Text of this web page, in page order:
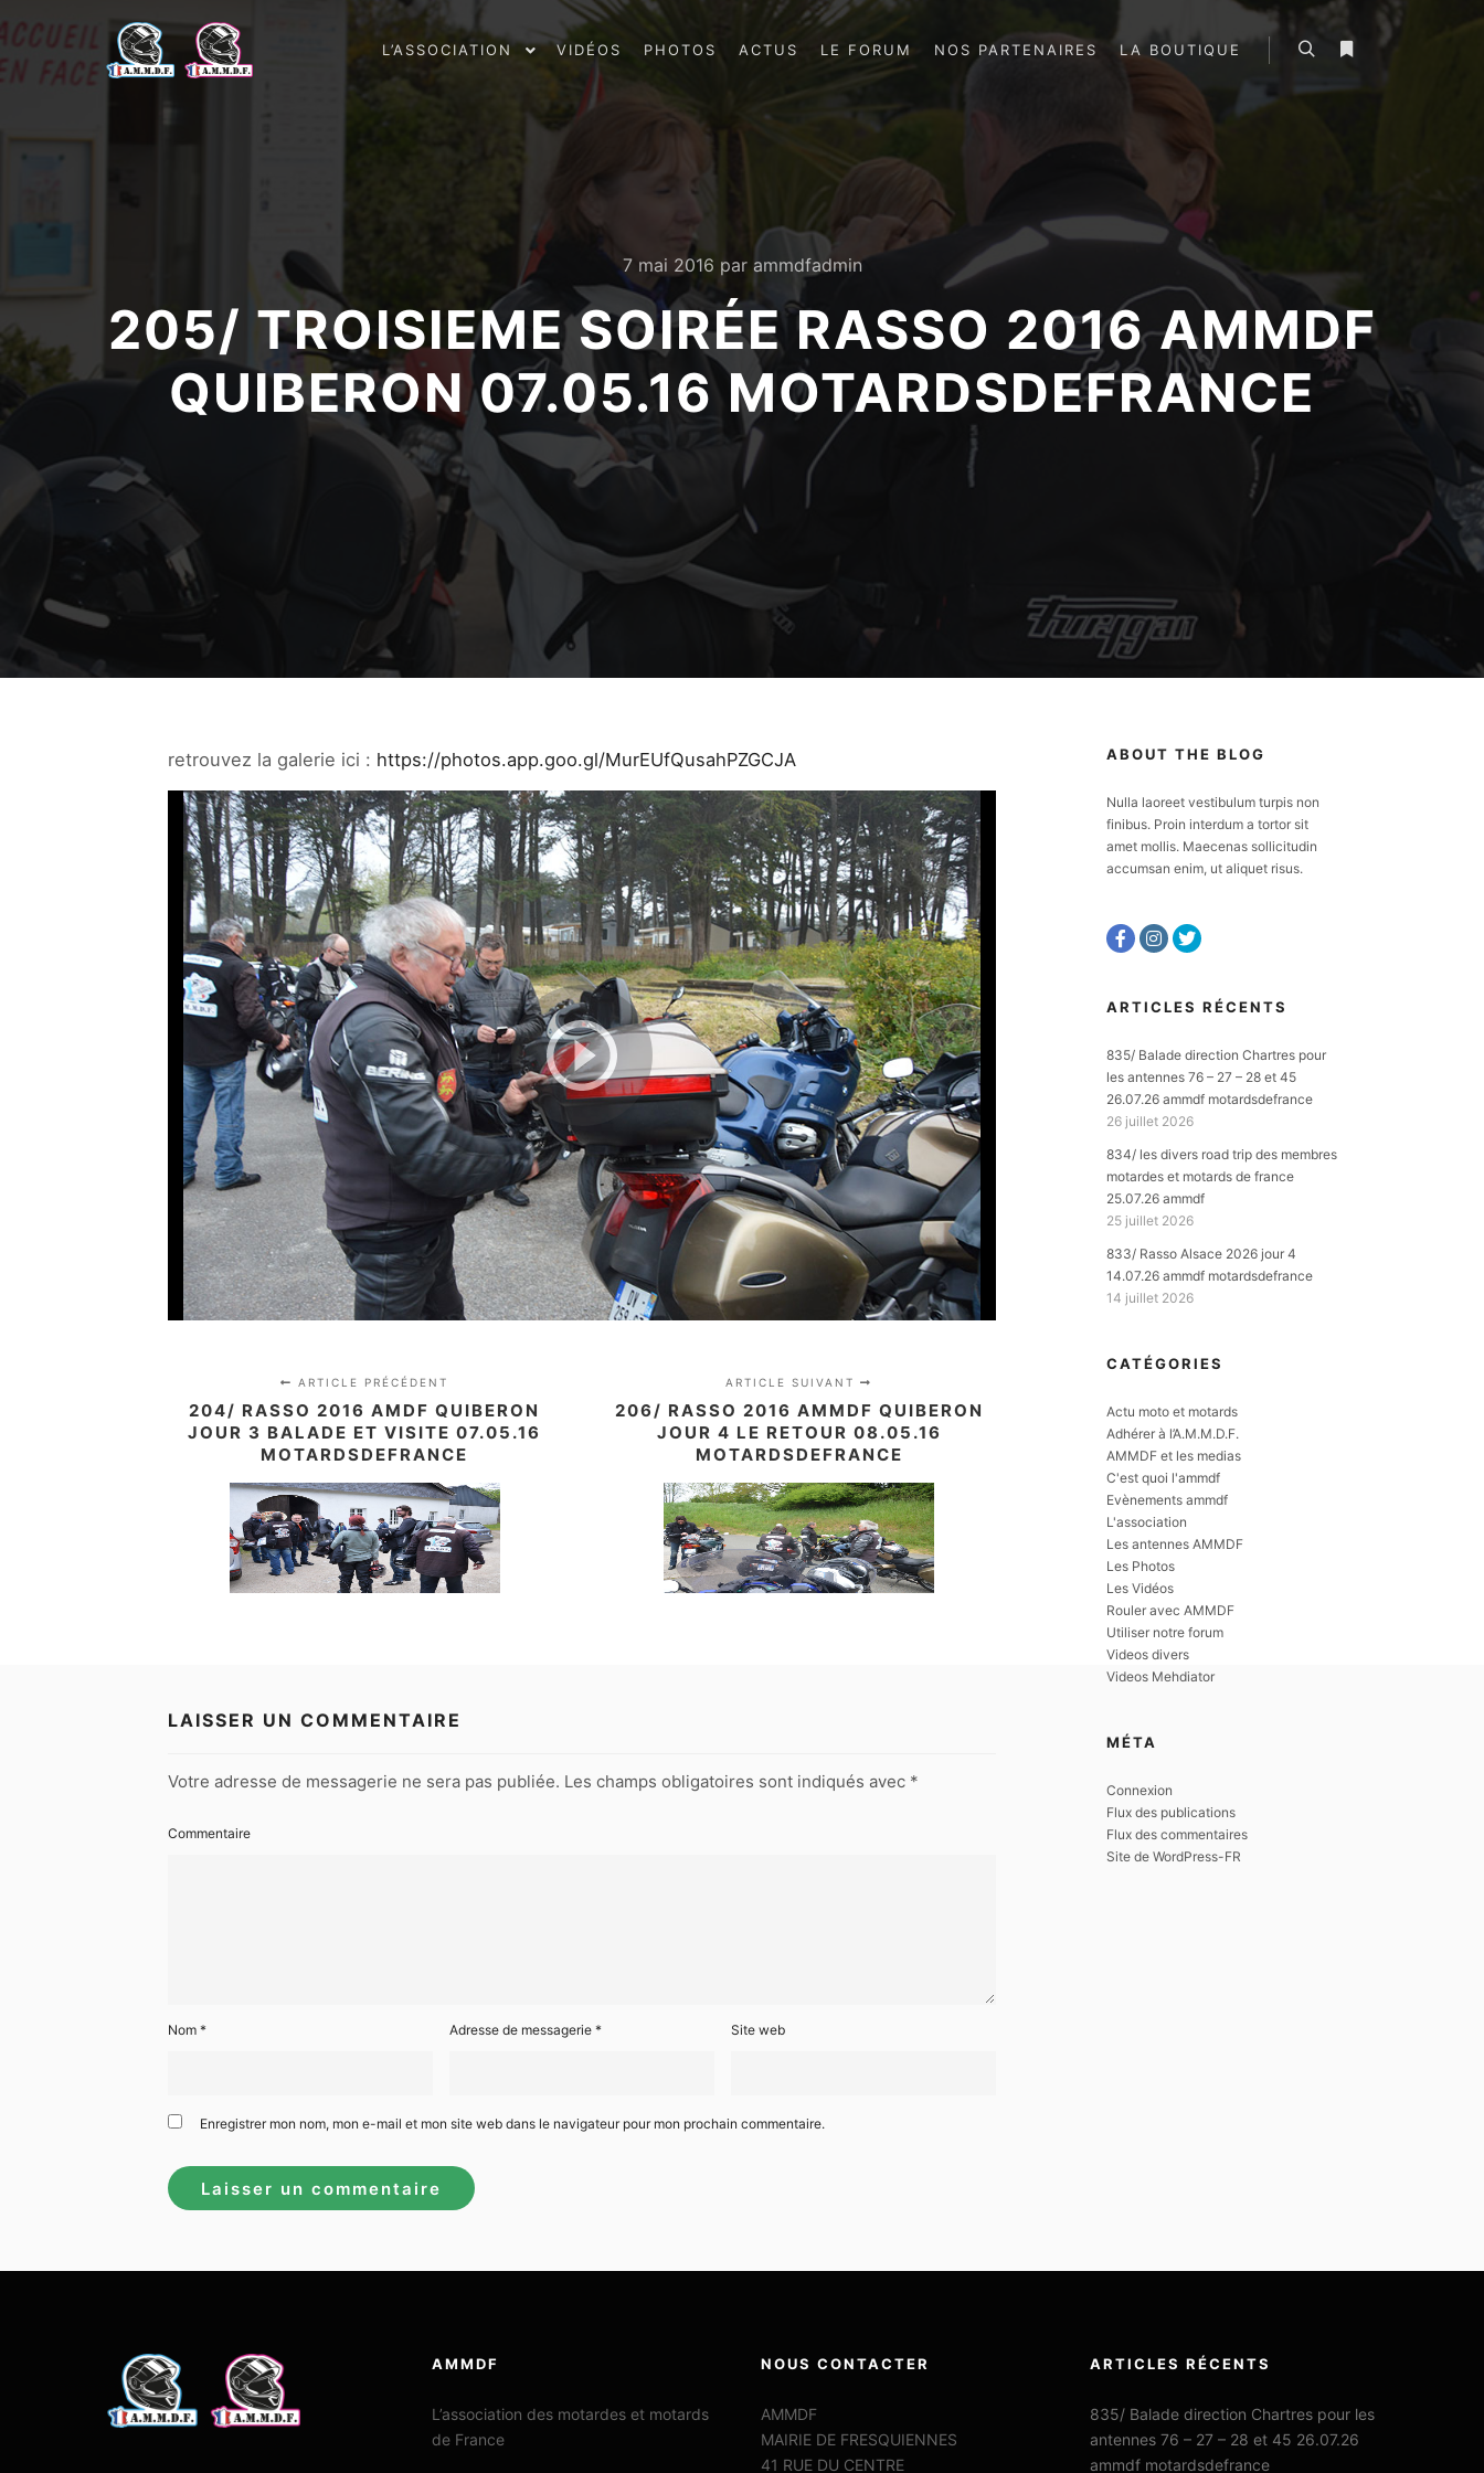
L’ASSOCIATION VIDÉOS PHOTOS ACTUS LE FORUM NOS PARTENAIRES LA BOUTIQUE
7 mai 2016 par ammdfadmin
205/ TROISIEME SOIRÉE RASSO 2016 AMMDF
QUIBERON 07.05.16 MOTARDSDEFRANCE
retrouvez la galerie ici : https://photos.app.goo.gl/MurEUfQusahPZGCJA
ARTICLE PRÉCÉDENT
204/ RASSO 2016 AMDF QUIBERON
JOUR 3 BALADE ET VISITE 07.05.16
MOTARDSDEFRANCE
ARTICLE SUIVANT
206/ RASSO 2016 AMMDF QUIBERON
JOUR 4 LE RETOUR 08.05.16
MOTARDSDEFRANCE
LAISSER UN COMMENTAIRE
Votre adresse de messagerie ne sera pas publiée. Les champs obligatoires sont indiqués avec *
Commentaire
Nom * Adresse de messagerie * Site web
Enregistrer mon nom, mon e-mail et mon site web dans le navigateur pour mon prochain commentaire.
ABOUT THE BLOG
Nulla laoreet vestibulum turpis non
finibus. Proin interdum a tortor sit
amet mollis. Maecenas sollicitudin
accumsan enim, ut aliquet risus.
ARTICLES RÉCENTS
835/ Balade direction Chartres pour
les antennes 76 – 27 – 28 et 45
26.07.26 ammdf motardsdefrance
26 juillet 2026
834/ les divers road trip des membres
motardes et motards de france
25.07.26 ammdf
25 juillet 2026
833/ Rasso Alsace 2026 jour 4
14.07.26 ammdf motardsdefrance
14 juillet 2026
CATÉGORIES
Actu moto et motards
Adhérer à l’A.M.M.D.F.
AMMDF et les medias
C'est quoi l'ammdf
Evènements ammdf
L'association
Les antennes AMMDF
Les Photos
Les Vidéos
Rouler avec AMMDF
Utiliser notre forum
Videos divers
Videos Mehdiator
MÉTA
Connexion
Flux des publications
Flux des commentaires
Site de WordPress-FR
AMMDF
L’association des motardes et motards
de France
NOUS CONTACTER
AMMDF
MAIRIE DE FRESQUIENNES
41 RUE DU CENTRE
ARTICLES RÉCENTS
835/ Balade direction Chartres pour les
antennes 76 – 27 – 28 et 45 26.07.26
ammdf motardsdefrance